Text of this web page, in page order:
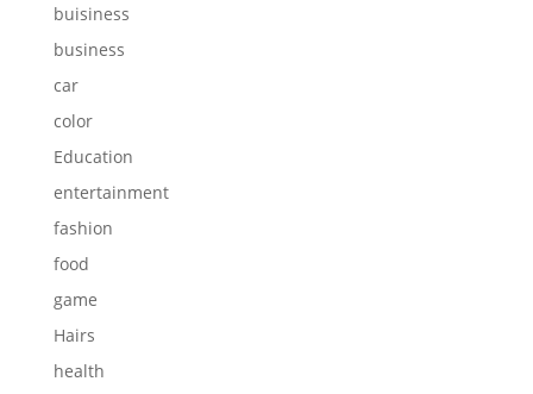
buisiness
business
car
color
Education
entertainment
fashion
food
game
Hairs
health